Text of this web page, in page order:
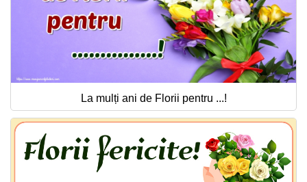
La mulți ani de Florii pentru ...!